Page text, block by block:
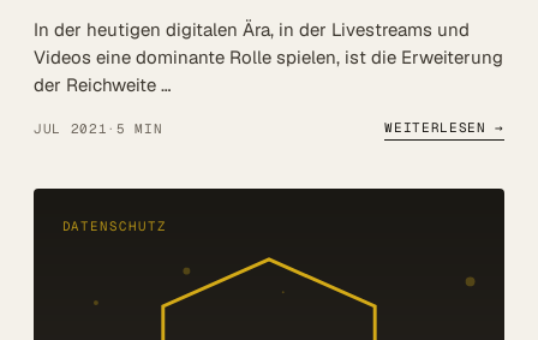
In der heutigen digitalen Ära, in der Livestreams und
Videos eine dominante Rolle spielen, ist die Erweiterung
der Reichweite …
JUL 2021 · 5 MIN WEITERLESEN →
DATENSCHUTZ